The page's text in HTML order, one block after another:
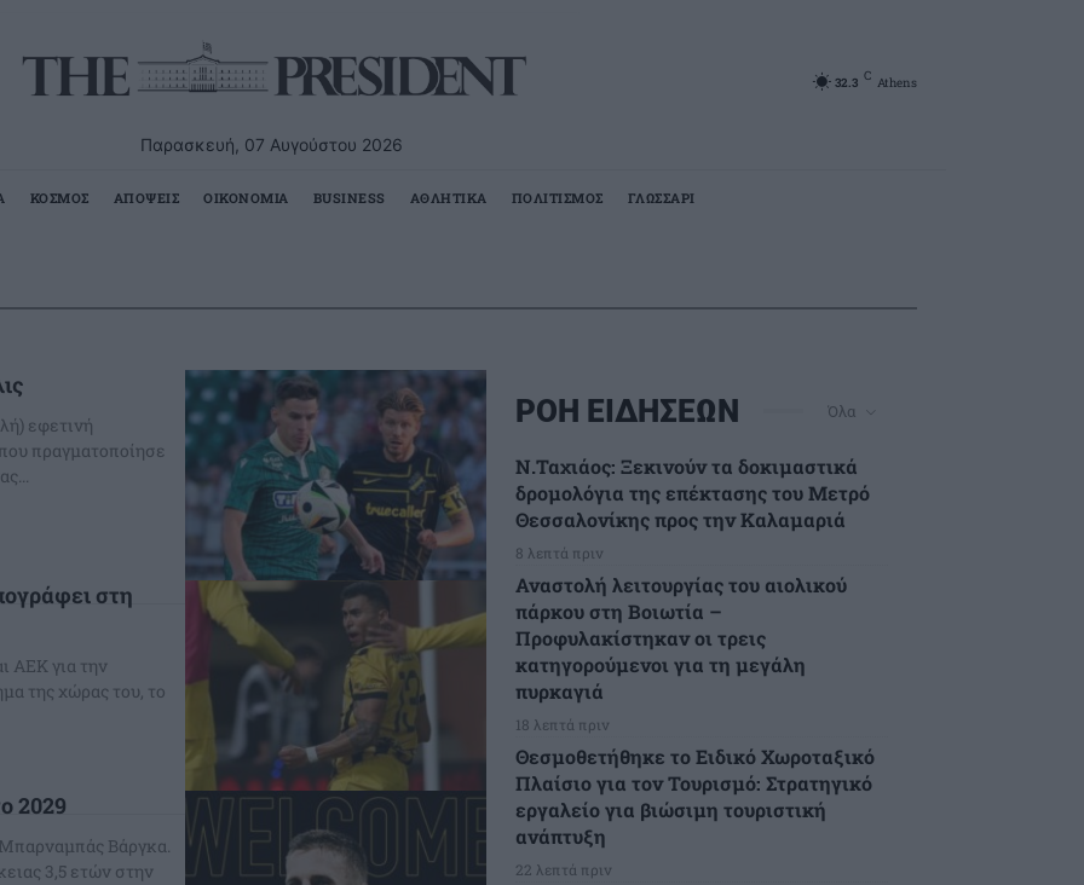
Παρασκευή, 07 Αυγούστου 2026
32.3 C Athens
ΚΟΣΜΟΣ ΑΠΟΨΕΙΣ ΟΙΚΟΝΟΜΙΑ BUSINESS ΑΘΛΗΤΙΚΑ ΠΟΛΙΤΙΣΜΟΣ ΓΛΩΣΣΑΡΙ
εφετινή
πραγματοποίησε
στη
ΑΕΚ για την
της χώρας του, το
2029
Βάργκα.
3,5 ετών στην
ΡΟΗ ΕΙΔΗΣΕΩΝ Όλα
Ν.Ταχιάος: Ξεκινούν τα δοκιμαστικά
δρομολόγια της επέκτασης του Μετρό
Θεσσαλονίκης προς την Καλαμαριά
8 λεπτά πριν
Αναστολή λειτουργίας του αιολικού
πάρκου στη Βοιωτία –
Προφυλακίστηκαν οι τρεις
κατηγορούμενοι για τη μεγάλη
πυρκαγιά
18 λεπτά πριν
Θεσμοθετήθηκε το Ειδικό Χωροταξικό
Πλαίσιο για τον Τουρισμό: Στρατηγικό
εργαλείο για βιώσιμη τουριστική
ανάπτυξη
22 λεπτά πριν